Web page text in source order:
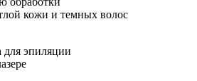
кожи и темных волос